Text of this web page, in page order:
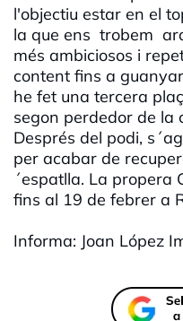
l'objectiu estar en el
la que ens trobem
més ambiciosos i
content fins a
he fet una tercera
segon perdedor de la
Després del podi,
per acabar de
´espatlla. La propera
fins al 19 de febrer a
Informa: Joan López